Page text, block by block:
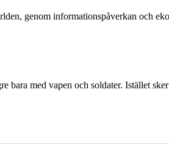
genom informationspåverkan och
med vapen och soldater. Istället